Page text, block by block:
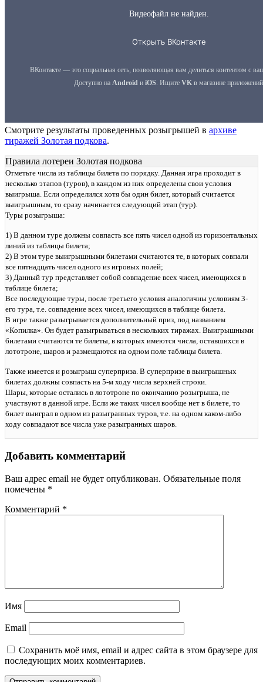
Смотрите результаты проведенных розыгрышей в архиве
тиражей Золотая подкова.
Правила лотереи Золотая подкова
Отметьте числа из таблицы билета по порядку. Данная игра проходит в
несколько этапов (туров), в каждом из них определены свои условия
выигрыша. Если определился хотя бы один билет, который считается
выигрышным, то сразу начинается следующий этап (тур).
Туры розыгрыша:
1) В данном туре должны совпасть все пять чисел одной из горизонтальных
линий из таблицы билета;
2) В этом туре выигрышными билетами считаются те, в которых совпали
все пятнадцать чисел одного из игровых полей;
3) Данный тур представляет собой совпадение всех чисел, имеющихся в
таблице билета;
Все последующие туры, после третьего условия аналогичны условиям 3-
его тура, т.е. совпадение всех чисел, имеющихся в таблице билета.
В игре также разыгрывается дополнительный приз, под названием
«Копилка». Он будет разыгрываться в нескольких тиражах. Выигрышными
билетами считаются те билеты, в которых имеются числа, оставшихся в
лототроне, шаров и размещаются на одном поле таблицы билета.
Также имеется и розыгрыш суперприза. В суперпризе в выигрышных
билетах должны совпасть на 5-м ходу числа верхней строки.
Шары, которые остались в лототроне по окончанию розыгрыша, не
участвуют в данной игре. Если же таких чисел вообще нет в билете, то
билет выиграл в одном из разыгранных туров, т.е. на одном каком-либо
ходу совпадают все числа уже разыгранных шаров.
Добавить комментарий
Ваш адрес email не будет опубликован. Обязательные поля
помечены *
Комментарий *
Имя
Email
Сохранить моё имя, email и адрес сайта в этом браузере для
последующих моих комментариев.